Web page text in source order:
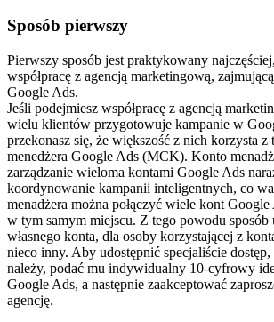
Sposób pierwszy
Pierwszy sposób jest praktykowany
współpracę z agencją marketingową,
Google Ads.
Jeśli podejmiesz współpracę z agencją
wielu klientów przygotowuje kampanie w
przekonasz się, że większość z nich korzysta z
menedżera Google Ads (MCK). Konto
zarządzanie wieloma kontami Google Ads
koordynowanie kampanii inteligentnych, co
menadżera można połączyć wiele kont
w tym samym miejscu. Z tego powodu sposób
własnego konta, dla osoby korzystającej z
nieco inny. Aby udostępnić specjaliście
należy, podać mu indywidualny 10-cyfrowy
Google Ads, a następnie zaakceptować
agencję.